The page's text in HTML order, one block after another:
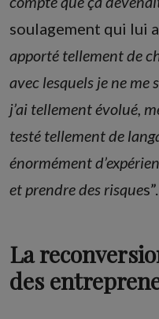
soulagement qui lui
apporté tellement de
avec lesquels je ne me
j’ai tellement évolué,
testé tellement de
énormément
et prendre des risques”.
La
des